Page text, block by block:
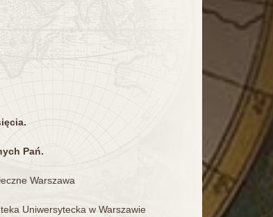
Pań.
Warszawa
Uniwersytecka w Warszawie